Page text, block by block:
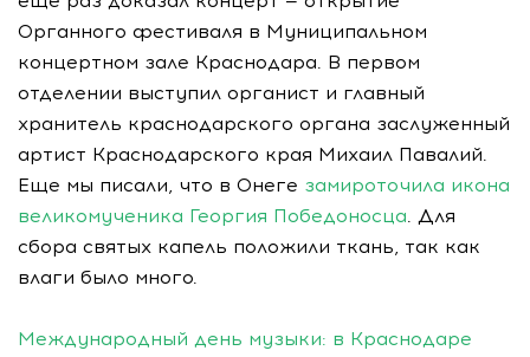
Органного фестиваля в Муниципальном
концертном зале Краснодара. В первом
отделении выступил органист и главный
хранитель краснодарского органа заслуженный
артист Краснодарского края Михаил Павалий.
Еще мы писали, что в Онеге замироточила икона
великомученика Георгия Победоносца. Для
сбора святых капель положили ткань, так как
влаги было много.
Международный день музыки: в Краснодаре